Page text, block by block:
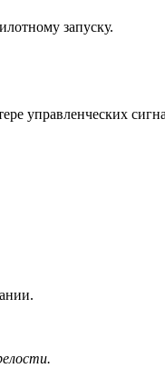
запуску.
управленческих